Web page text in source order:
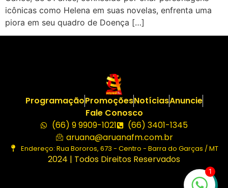
icônicas como Helena em suas novelas, enfrenta uma
piora em seu quadro de Doença […]
ProgramaçãoPromoçõesNotíciasAnuncie
Fale Conosco
(66) 9 9909-1021
(66) 3401-1345
aruana@aruanafm.com.br
Endereço: Rua Bororos, 673 - Centro - Barra do Garças / MT
2024 | Todos Direitos Reservados
1